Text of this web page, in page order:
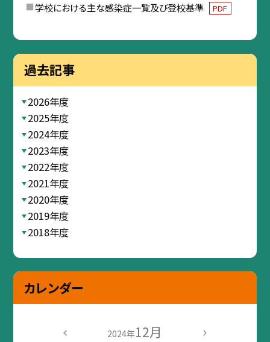
学校における主な感染症一覧及び登校基準 PDF
過去記事
2026年度
2025年度
2024年度
2023年度
2022年度
2021年度
2020年度
2019年度
2018年度
カレンダー
2024年12月